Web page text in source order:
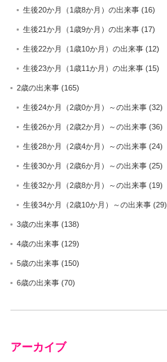
生後20か月（1歳8か月）の出来事 (16)
生後21か月（1歳9か月）の出来事 (17)
生後22か月（1歳10か月）の出来事 (12)
生後23か月（1歳11か月）の出来事 (15)
2歳の出来事 (165)
生後24か月（2歳0か月）～の出来事 (32)
生後26か月（2歳2か月）～の出来事 (36)
生後28か月（2歳4か月）～の出来事 (24)
生後30か月（2歳6か月）～の出来事 (25)
生後32か月（2歳8か月）～の出来事 (19)
生後34か月（2歳10か月）～の出来事 (29)
3歳の出来事 (138)
4歳の出来事 (129)
5歳の出来事 (150)
6歳の出来事 (70)
アーカイブ